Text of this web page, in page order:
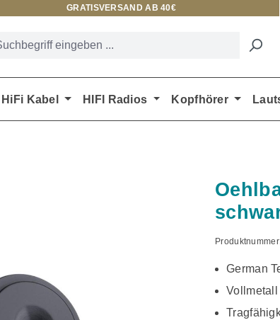
GRATISVERSAND AB 40€
HiFi Kabel HIFI Radios Kopfhörer
German
Vollmetall